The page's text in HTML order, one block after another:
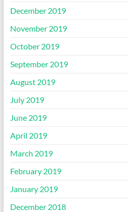
December 2019
November 2019
October 2019
September 2019
August 2019
July 2019
June 2019
April 2019
March 2019
February 2019
January 2019
December 2018